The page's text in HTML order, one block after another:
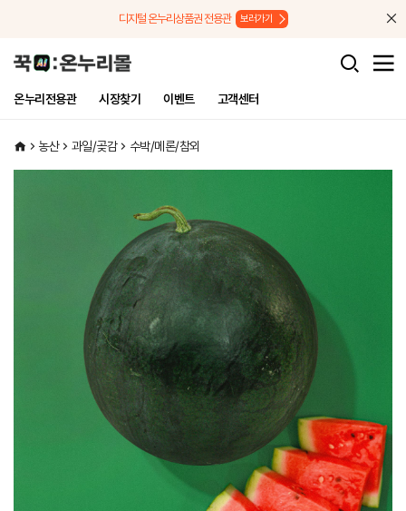
디지털 온누리상품권 전용관 보러가기
온누리전용관 시장찾기 이벤트 고객센터
농산 과일/곶감 수박/메론/참외